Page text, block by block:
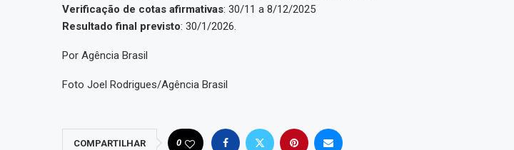
Verificação de cotas afirmativas: 30/11 a 8/12/2025
Resultado final previsto: 30/1/2026.
Por Agência Brasil
Foto Joel Rodrigues/Agência Brasil
COMPARTILHAR 0